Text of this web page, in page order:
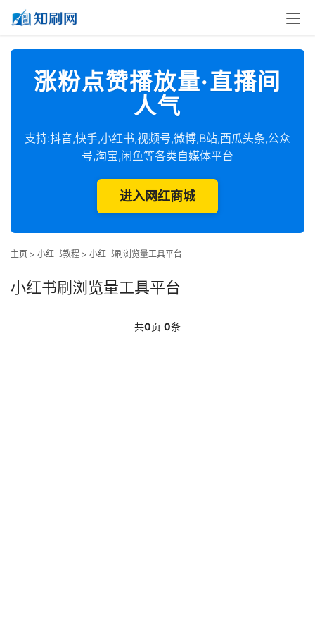
涨粉点赞播放量·直播间
人气
支持:抖音,快手,小红书,视频号,微博,B站,西瓜头条,公众
号,淘宝,闲鱼等各类自媒体平台
进入网红商城
主页 > 小红书教程 > 小红书刷浏览量工具平台
小红书刷浏览量工具平台
共0页 0条